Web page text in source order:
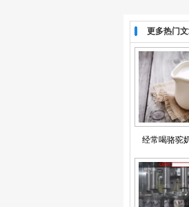
更多热门
经常喝骆驼